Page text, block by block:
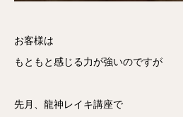
お客様は
もともと感じる力が強いのですが
先月、龍神レイキ講座で